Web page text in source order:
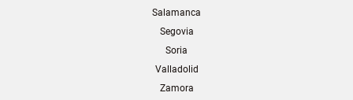
Salamanca
Segovia
Soria
Valladolid
Zamora